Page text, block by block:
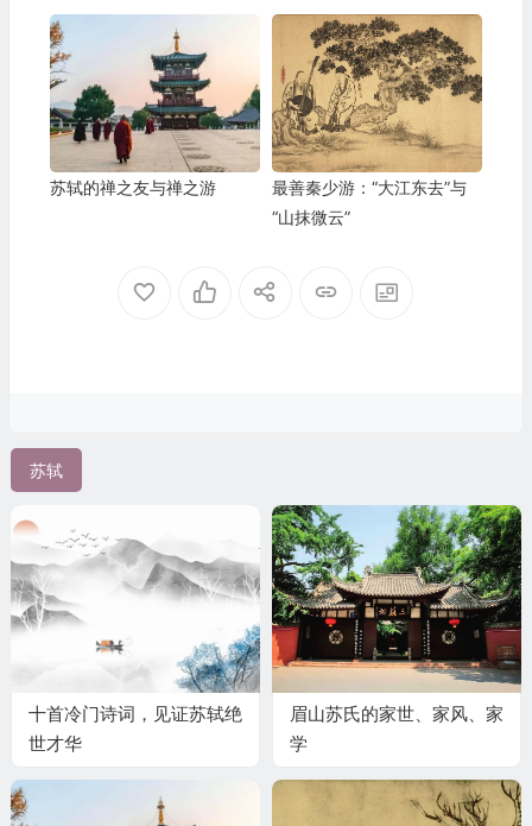
苏轼的禅之友与禅之游
最善秦少游：“大江东去”与
“山抹微云”
苏轼
十首冷门诗词，见证苏轼绝
世才华
眉山苏氏的家世、家风、家
学